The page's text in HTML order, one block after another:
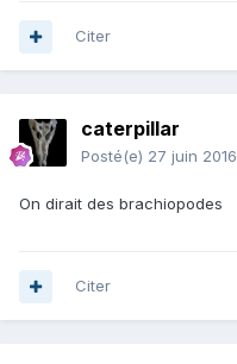
Citer
caterpillar
Posté(e) 27 juin 2016
On dirait des brachiopodes
Citer